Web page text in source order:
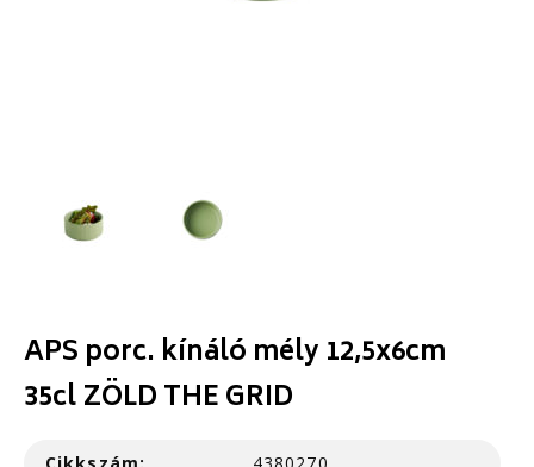
APS porc. kínáló mély 12,5x6cm
35cl ZÖLD THE GRID